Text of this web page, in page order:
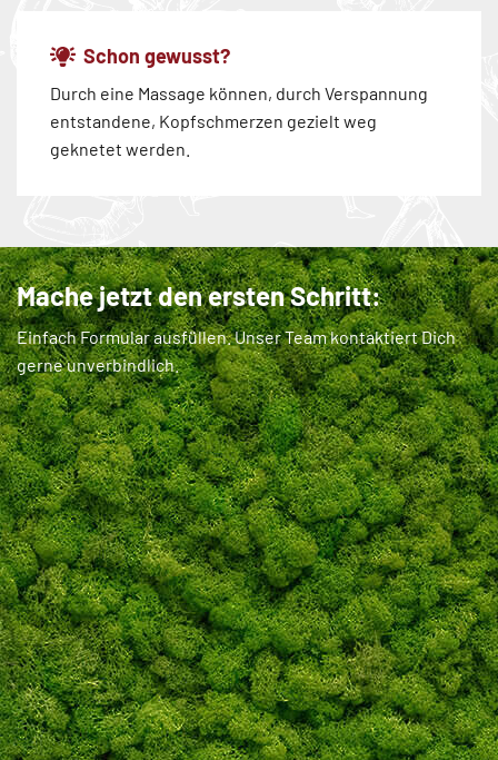
Schon gewusst?
Durch eine Massage können, durch Verspannung
entstandene, Kopfschmerzen gezielt weg
geknetet werden.
Mache jetzt den ersten Schritt:
Einfach Formular ausfüllen. Unser Team kontaktiert Dich
gerne unverbindlich.